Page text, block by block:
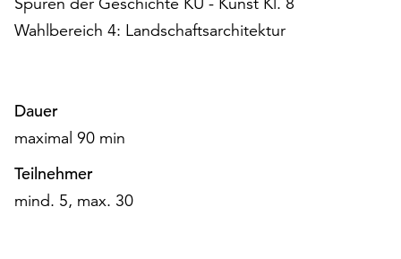
die
Einstellungen
„Auswählen“.
Weitere
Informationen
finden
Sie
Wahlbereich 4: Landschaftsarchitektur
Dauer
maximal 90 min
Teilnehmer
mind. 5, max. 30